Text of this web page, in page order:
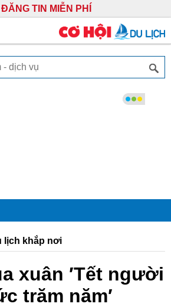
ĐĂNG TIN MIỄN PHÍ
lịch khắp nơi
xuân ′Tết người
trăm năm′